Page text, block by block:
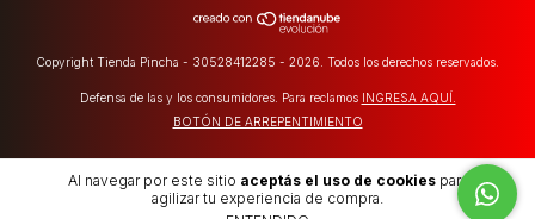
Al navegar por este sitio aceptás el uso de cookiespara
agilizar tu experiencia de compra.
Copyright Tienda Pincha - 30528412285 - 2026. Todos los derechos reservados.
Defensa de las y los consumidores. Para reclamos INGRESA AQUÍ.
BOTÓN DE ARREPENTIMIENTO